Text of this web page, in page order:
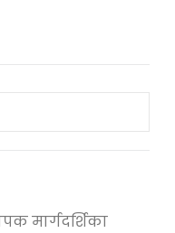
मार्गदर्शिका